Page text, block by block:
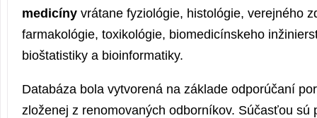
medicíny vrátane fyziológie, histológie, verejného
farmakológie, toxikológie, biomedicínskeho
bioštatistiky a bioinformatiky.
Databáza bola vytvorená na základe odporúčaní
zloženej z renomovaných odborníkov. Súčasťou sú